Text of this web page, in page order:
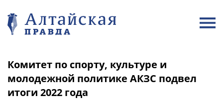
Комитет по спорту, культуре и
молодежной политике АКЗС подвел
итоги 2022 года